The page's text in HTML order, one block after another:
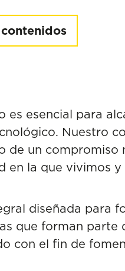
laboral
esencial para
Nuestro
de un compromiso
en la que vivimos y
diseñada para
que forman parte
con el fin de